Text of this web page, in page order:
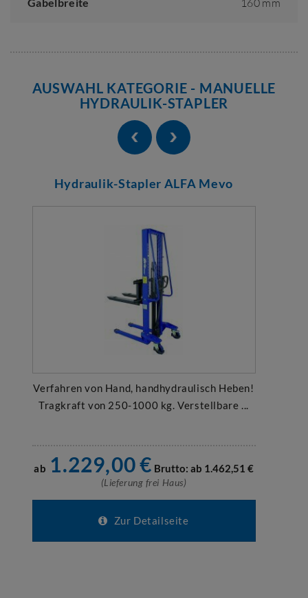
160 mm
AUSWAHL KATEGORIE - MANUELLE
HYDRAULIK-STAPLER
Hydraulik-Stapler ALFA Mevo
Verfahren von Hand, handhydraulisch Heben!
Tragkraft von 250-1000 kg. Verstellbare ...
ab 1.229,00€ Brutto: ab 1.462,51 €
(Lieferung frei Haus)
Zur Detailseite